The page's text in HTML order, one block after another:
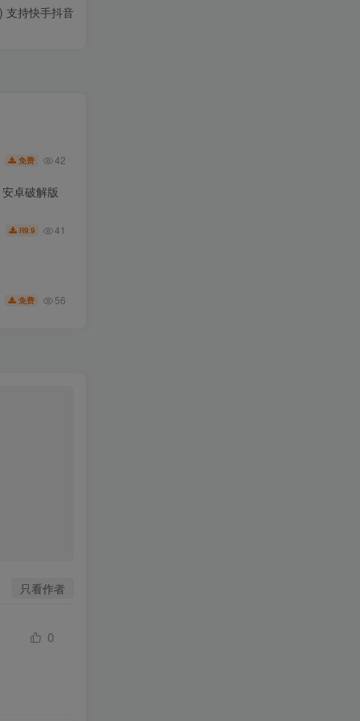
支持快手抖音
免费 42
卓破解版
R9.9 41
免费 56
只看作者
0